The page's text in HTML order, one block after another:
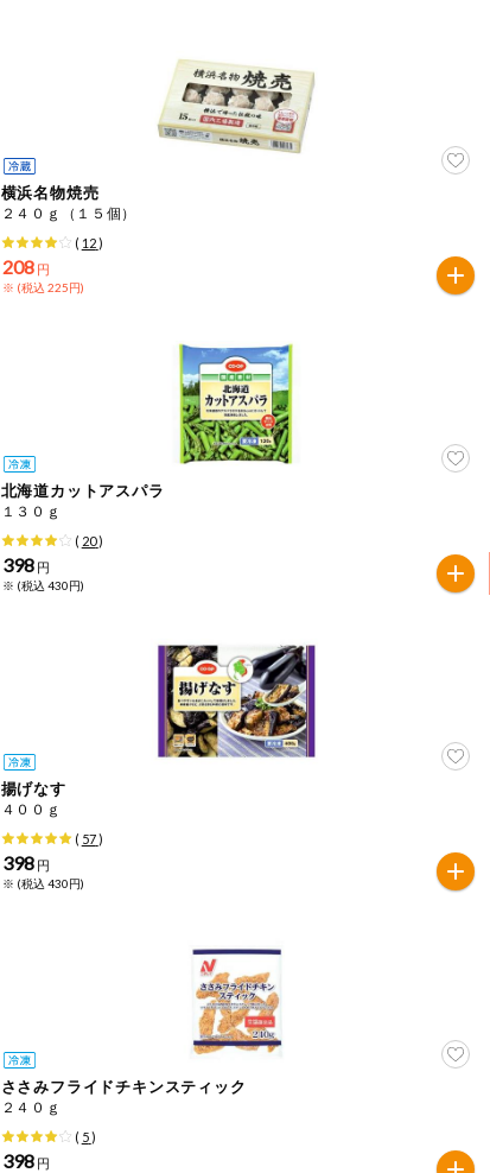
横浜名物焼売
２４０ｇ（１５個）
( 12)
208 円
※ (税込 225円)
北海道カットアスパラ
１３０ｇ
( 20)
398 円
※ (税込 430円)
揚げなす
４００ｇ
( 57)
398 円
※ (税込 430円)
ささみフライドチキンスティック
２４０ｇ
( 5)
398 円